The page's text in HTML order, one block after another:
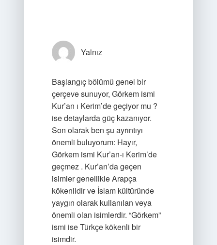
Yalnız
Başlangıç bölümü genel bir
çerçeve sunuyor, Görkem ismi
Kur’an ı Kerim’de geçiyor mu ?
ise detaylarda güç kazanıyor.
Son olarak ben şu ayrıntıyı
önemli buluyorum: Hayır,
Görkem ismi Kur’an-ı Kerim’de
geçmez . Kur’an’da geçen
isimler genellikle Arapça
kökenlidir ve İslam kültüründe
yaygın olarak kullanılan veya
önemli olan isimlerdir. “Görkem”
ismi ise Türkçe kökenli bir
isimdir.